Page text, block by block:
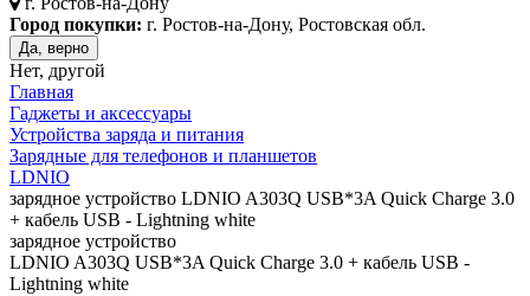
Город покупки: г. Ростов-на-Дону, Ростовская обл.
Да, верно
Нет, другой
Главная
Гаджеты и аксессуары
Устройства заряда и питания
Зарядные для телефонов и планшетов
LDNIO
зарядное устройство LDNIO A303Q USB*3A Quick Charge 3.0
+ кабель USB - Lightning white
зарядное устройство
LDNIO A303Q USB*3A Quick Charge 3.0 + кабель USB -
Lightning white